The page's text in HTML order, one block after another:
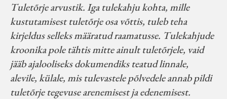
Muud koduloolist Velise mailt
Märjamaa ümbruse valdade
elanike nimekirjad seisuga
15.12.1938
Tuletõrje arvustik. Iga tulekahju kohta, mille
kustutamisest tuletõrje osa võttis, tuleb teha
kirjeldus selleks määratud raamatusse. Tulekahjude
kroonika pole tähtis mitte ainult tuletõrjele, vaid
jääb ajalooliseks dokumendiks teatud linnale,
alevile, külale, mis tulevastele põlvedele annab pildi
tuletõrje tegevuse arenemisest ja edenemisest.